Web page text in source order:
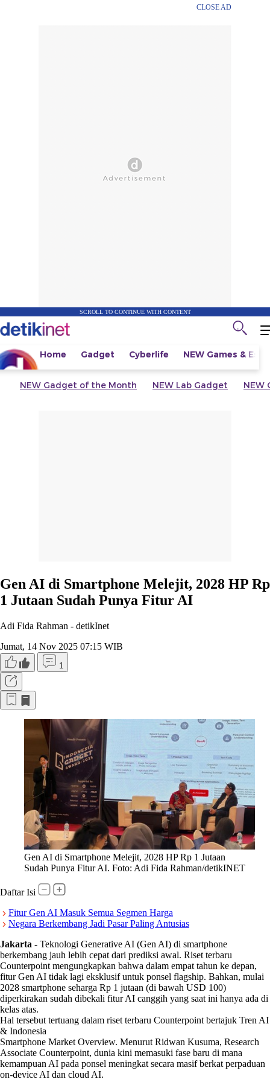
CLOSE AD
SCROLL TO CONTINUE WITH CONTENT
Home Gadget Cyberlife NEW Games &
NEW Gadget of the Month NEW Lab Gadget NEW
Gen AI di Smartphone Melejit, 2028 HP Rp
1 Jutaan Sudah Punya Fitur AI
Adi Fida Rahman - detikInet
Jumat, 14 Nov 2025 07:15 WIB
1
Gen AI di Smartphone Melejit, 2028 HP Rp 1 Jutaan
Sudah Punya Fitur AI. Foto: Adi Fida Rahman/detikINET
Daftar Isi
Fitur Gen AI Masuk Semua Segmen Harga
Negara Berkembang Jadi Pasar Paling Antusias
Jakarta - Teknologi Generative AI (Gen AI) di smartphone
berkembang jauh lebih cepat dari prediksi awal. Riset terbaru
Counterpoint mengungkapkan bahwa dalam empat tahun ke depan,
fitur Gen AI tidak lagi eksklusif untuk ponsel flagship. Bahkan, mulai
2028 smartphone seharga Rp 1 jutaan (di bawah USD 100)
diperkirakan sudah dibekali fitur AI canggih yang saat ini hanya ada di
kelas atas.
Hal tersebut tertuang dalam riset terbaru Counterpoint bertajuk Tren AI
& Indonesia
Smartphone Market Overview. Menurut Ridwan Kusuma, Research
Associate Counterpoint, dunia kini memasuki fase baru di mana
kemampuan AI pada ponsel meningkat secara masif berkat perpaduan
on-device AI dan cloud AI.